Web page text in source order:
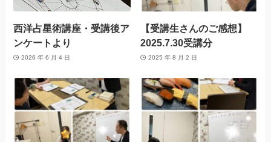
西洋占星術講座・受講後ア
ンケートより
2026 年 6 月 4 日
【受講生さんのご感想】
2025.7.30受講分
2025 年 8 月 2 日